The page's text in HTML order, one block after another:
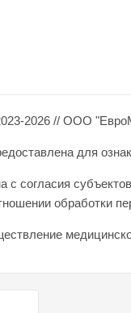
2026 // ООО
для
с согласия
обработки